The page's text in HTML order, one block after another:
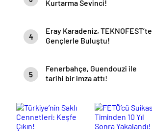
Kurtarma Sevinci!
4
Eray Karadeniz, TEKNOFEST’te
Gençlerle Buluştu!
5
Fenerbahçe, Guendouzi ile
tarihi bir imza attı!